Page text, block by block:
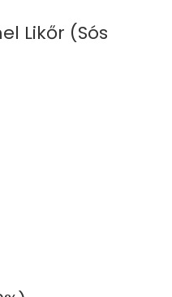
Likőr (Sós